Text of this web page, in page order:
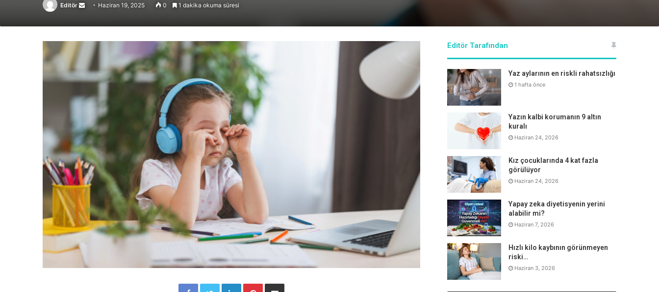
Editör
Send
email
Haziran 19, 2025 0 1 dakika okuma süresi
Facebook Twitter LinkedIn Pinterest
Editör Tarafından
Yaz aylarının en riskli rahatsızlığı
1 hafta önce
Yazın kalbi korumanın 9 altın
kuralı
Haziran 24, 2026
Kız çocuklarında 4 kat fazla
görülüyor
Haziran 24, 2026
Yapay zeka diyetisyenin yerini
alabilir mi?
Haziran 7, 2026
Hızlı kilo kaybının görünmeyen
riski…
Haziran 3, 2026